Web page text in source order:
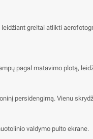
greitai atlikti
pagal matavimo plotą,
persidengimą. Vienu
valdymo pulto ekrane.